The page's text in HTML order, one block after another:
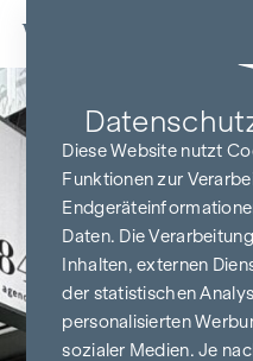
Zum Inhalt springen
Zurück
Diese Website nutzt
Funktionen zur
Daten. Die
Inhalten, externen
der statistischen
personalisierten
sozialer Medien. Je